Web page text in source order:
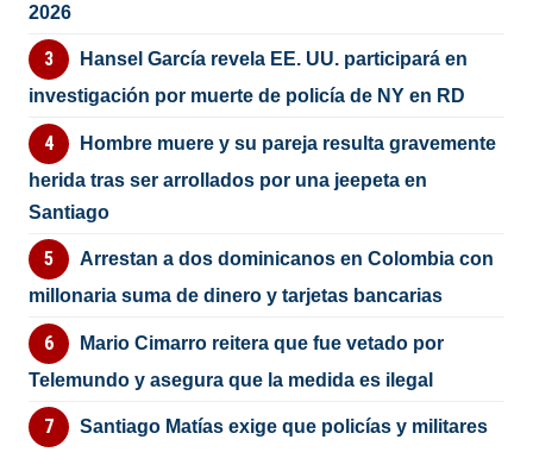
2026
Hansel García revela EE. UU. participará en
investigación por muerte de policía de NY en RD
Hombre muere y su pareja resulta gravemente
herida tras ser arrollados por una jeepeta en
Santiago
Arrestan a dos dominicanos en Colombia con
millonaria suma de dinero y tarjetas bancarias
Mario Cimarro reitera que fue vetado por
Telemundo y asegura que la medida es ilegal
Santiago Matías exige que policías y militares